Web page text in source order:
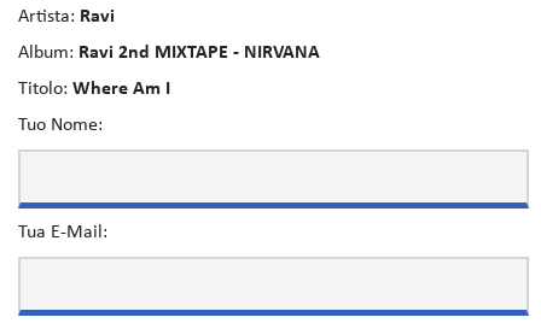
Artista: Ravi
Album: Ravi 2nd MIXTAPE - NIRVANA
Titolo: Where Am I
Tuo Nome:
Tua E-Mail: